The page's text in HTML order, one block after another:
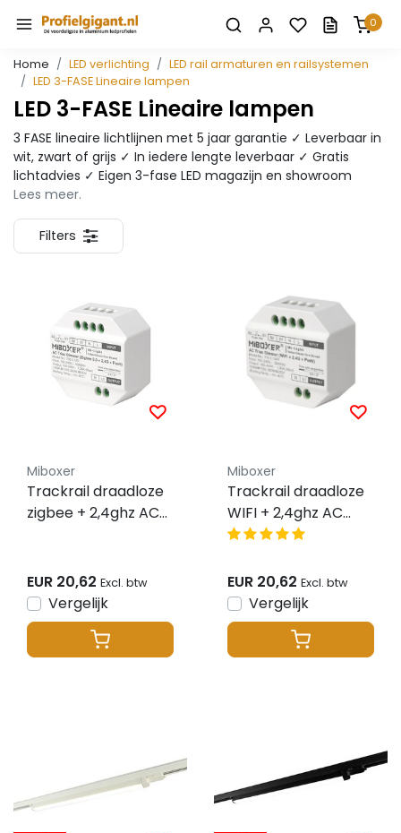
0
Home LED verlichting
LED rail armaturen en railsystemen
LED 3-FASE Lineaire lampen
LED 3-FASE Lineaire lampen
3 FASE lineaire lichtlijnen met 5 jaar garantie ✓ Leverbaar in
wit, zwart of grijs ✓ In iedere lengte leverbaar ✓ Gratis
lichtadvies ✓ Eigen 3-fase LED magazijn en showroom
Lees meer.
Filters
Miboxer
Trackrail draadloze
zigbee + 2,4ghz AC
afsnijding Dimmer –
Miboxer TRI-C1ZR
EUR 20,62 Excl. btw
Vergelijk
Miboxer
Trackrail draadloze
WIFI + 2,4ghz AC
TRIAC LED dimmer –
afsnijding Dimmer –
Miboxer Miboxer
TRI-C1ZR
EUR 20,62 Excl. btw
Vergelijk